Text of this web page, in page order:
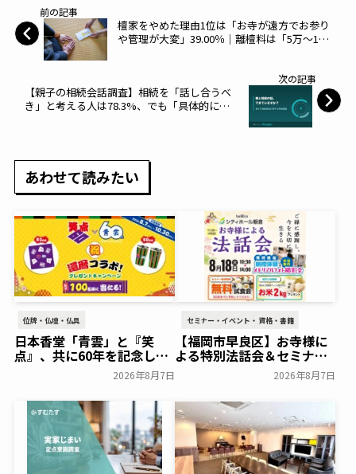
前の記事
檀家をやめた理由1位は「お寺が遠方でお参り
や管理が大変」39.00％｜離檀料は「5万～10
次の記事
【親子の相続会話調査】相続を「話し合うべ
き」と考える人は78.3%、でも「具体的に話
あわせて読みたい
位牌・仏壇・仏具
日本香堂「青雲」と『笑
点』、共に60年を記念した
初コラボ！オリジナルグッ
ズのプレゼントキャンペー
ンを実施～日本香堂～
一般公開
2026年8月7日
セミナー・イベント・資格・書籍
【福岡市早良区】お寺様に
よる特別法話会＆セミナー
特典「無料試食会」を8月
18日(月)にシティホール飯
倉にて開催！～ベルコ～
一般公開
2026年8月7日